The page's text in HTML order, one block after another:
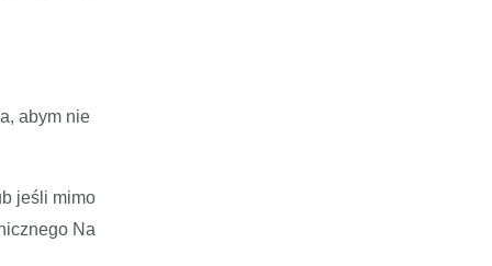
abym nie
jeśli mimo
Na